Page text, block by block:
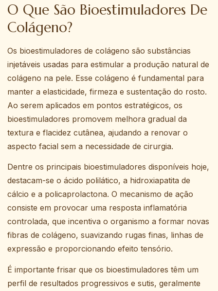
O Que São Bioestimuladores De
Colágeno?
Os bioestimuladores de colágeno são substâncias
injetáveis usadas para estimular a produção natural de
colágeno na pele. Esse colágeno é fundamental para
manter a elasticidade, firmeza e sustentação do rosto.
Ao serem aplicados em pontos estratégicos, os
bioestimuladores promovem melhora gradual da
textura e flacidez cutânea, ajudando a renovar o
aspecto facial sem a necessidade de cirurgia.
Dentre os principais bioestimuladores disponíveis hoje,
destacam-se o ácido polilático, a hidroxiapatita de
cálcio e a policaprolactona. O mecanismo de ação
consiste em provocar uma resposta inflamatória
controlada, que incentiva o organismo a formar novas
fibras de colágeno, suavizando rugas finas, linhas de
expressão e proporcionando efeito tensório.
É importante frisar que os bioestimuladores têm um
perfil de resultados progressivos e sutis, geralmente